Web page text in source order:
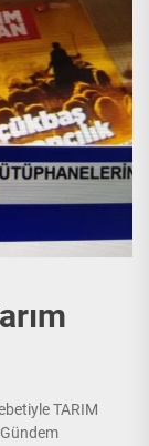
TARIM
Gündem